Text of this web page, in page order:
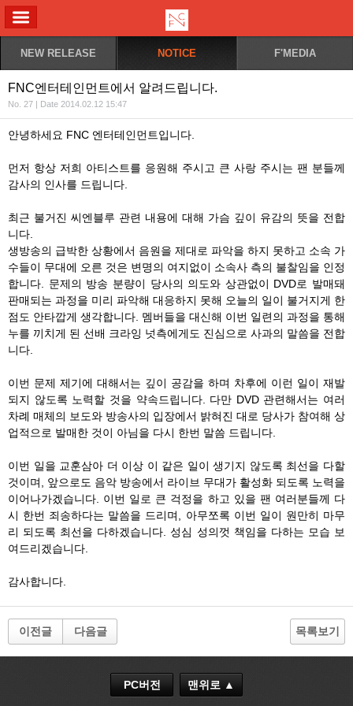
NEW RELEASE NOTICE F'MEDIA
FNC엔터테인먼트에서 알려드립니다.
No. 27 | Date 2014.02.12 15:47
안녕하세요 FNC 엔터테인먼트입니다.
먼저 항상 저희 아티스트를 응원해 주시고 큰 사랑 주시는 팬 분들께
감사의 인사를 드립니다.
최근 불거진 씨엔블루 관련 내용에 대해 가슴 깊이 유감의 뜻을 전합
니다.
생방송의 급박한 상황에서 음원을 제대로 파악을 하지 못하고 소속 가
수들이 무대에 오른 것은 변명의 여지없이 소속사 측의 불찰임을 인정
합니다. 문제의 방송 분량이 당사의 의도와 상관없이 DVD로 발매돼
판매되는 과정을 미리 파악해 대응하지 못해 오늘의 일이 불거지게 한
점도 안타깝게 생각합니다. 멤버들을 대신해 이번 일련의 과정을 통해
누를 끼치게 된 선배 크라잉 넛측에게도 진심으로 사과의 말씀을 전합
니다.
이번 문제 제기에 대해서는 깊이 공감을 하며 차후에 이런 일이 재발
되지 않도록 노력할 것을 약속드립니다. 다만 DVD 관련해서는 여러
차례 매체의 보도와 방송사의 입장에서 밝혀진 대로 당사가 참여해 상
업적으로 발매한 것이 아님을 다시 한번 말씀 드립니다.
이번 일을 교훈삼아 더 이상 이 같은 일이 생기지 않도록 최선을 다할
것이며, 앞으로도 음악 방송에서 라이브 무대가 활성화 되도록 노력을
이어나가겠습니다. 이번 일로 큰 걱정을 하고 있을 팬 여러분들께 다
시 한번 죄송하다는 말씀을 드리며, 아무쪼록 이번 일이 원만히 마무
리 되도록 최선을 다하겠습니다. 성심 성의껏 책임을 다하는 모습 보
여드리겠습니다.
감사합니다.
이전글 다음글 목록보기
PC버전 맨위로 ▲